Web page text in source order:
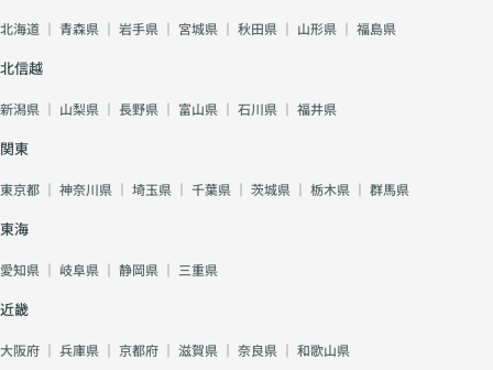
北海道 ｜ 青森県 ｜ 岩手県 ｜ 宮城県 ｜ 秋田県 ｜ 山形県 ｜ 福島県
北信越
新潟県 ｜ 山梨県 ｜ 長野県 ｜ 富山県 ｜ 石川県 ｜ 福井県
関東
東京都 ｜ 神奈川県 ｜ 埼玉県 ｜ 千葉県 ｜ 茨城県 ｜ 栃木県 ｜ 群馬県
東海
愛知県 ｜ 岐阜県 ｜ 静岡県 ｜ 三重県
近畿
大阪府 ｜ 兵庫県 ｜ 京都府 ｜ 滋賀県 ｜ 奈良県 ｜ 和歌山県